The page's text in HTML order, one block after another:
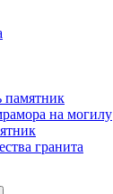
памятник
на могилу
гранита